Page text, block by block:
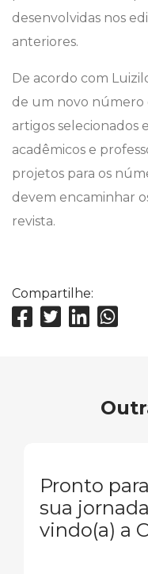
desenvolvidas nos
anteriores.
De acordo com
de um novo número
artigos selecionados
acadêmicos e
projetos para os
devem encaminhar
revista.
Compartilhe:
Pronto
sua
vindo(a) a